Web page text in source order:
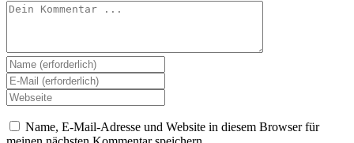
Kommentieren
Gib
deinen
Namen
oder
Benutzernamen
zum
Gib
deine
E-
Mail-
Adresse
Gib
deine
Website-
URL
Name, E-Mail-Adresse und Website in diesem Browser für